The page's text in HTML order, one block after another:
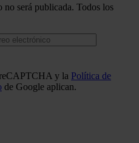
será publicada. Todos los
y la Política de
de Google aplican.